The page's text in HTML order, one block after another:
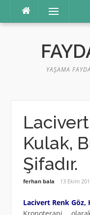
Menü
YAŞAMA
Kulak,
Şifadır.
ferhan bala 13 Ekim
Lacivert Renk Göz,